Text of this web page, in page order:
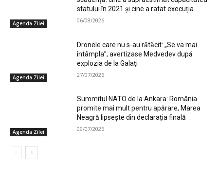
Agenda Zilei
statului în 2021 și cine a ratat execuția
06/08/2026
Agenda Zilei
Dronele care nu s-au rătăcit: „Se va mai
întâmpla”, avertizase Medvedev după
explozia de la Galați
27/07/2026
Agenda Zilei
Summitul NATO de la Ankara: România
promite mai mult pentru apărare, Marea
Neagră lipsește din declarația finală
09/07/2026